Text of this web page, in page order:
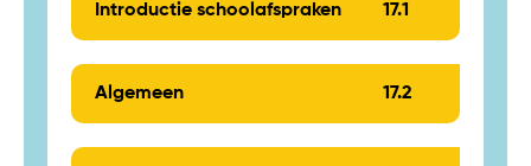
Introductie schoolafspraken 17.1
Algemeen 17.2